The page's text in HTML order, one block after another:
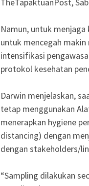
TheTapaktuanPost,
Namun, untuk
untuk mencegah
intensifikasi
protokol kesehatan
Darwin menjelaskan,
tetap menggunakan
menerapkan hygiene
distancing) dengan
dengan stakeholders/
“Sampling dilakukan